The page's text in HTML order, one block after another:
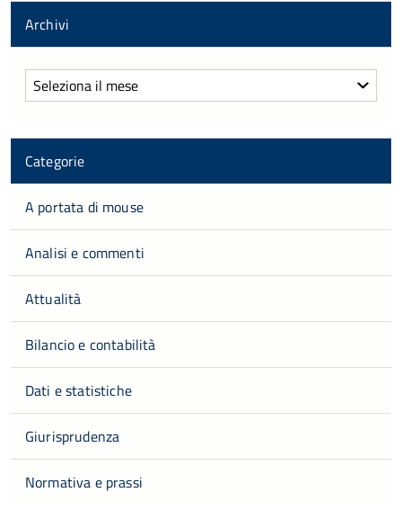
Archivi
Archivi
Categorie
A portata di mouse
Analisi e commenti
Attualità
Bilancio e contabilità
Dati e statistiche
Giurisprudenza
Normativa e prassi